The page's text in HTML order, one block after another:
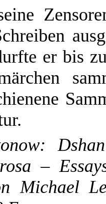
er bis
–
Michael